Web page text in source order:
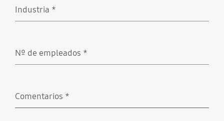
Industria *
Nº de empleados *
Comentarios *